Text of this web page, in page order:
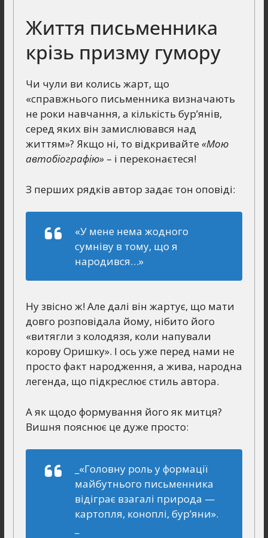
Життя письменника
крізь призму гумору
Чи чули ви колись жарт, що
«справжнього письменника визначають
не роки навчання, а кількість бур’янів,
серед яких він замислювався над
життям»? Якщо ні, то відкривайте «Мою
автобіографію»– і переконаєтеся!
З перших рядків автор задає тон оповіді:
«У мене нема жодного
сумнiву в тому, що я
народився…»
Ну звісно ж! Але далі він жартує, що мати
довго розповідала йому, нібито його
«витягли з колодязя, коли напували
корову Оришку». І ось уже перед нами не
просто факт народження, а жива, народна
легенда, що підкреслює стиль автора.
А як щодо формування його як митця?
Вишня пояснює це дуже просто:
_«Головну роль у формації
майбутнього письменника
відіграє взагалі природа —
картопля, коноплі, бур’яни».